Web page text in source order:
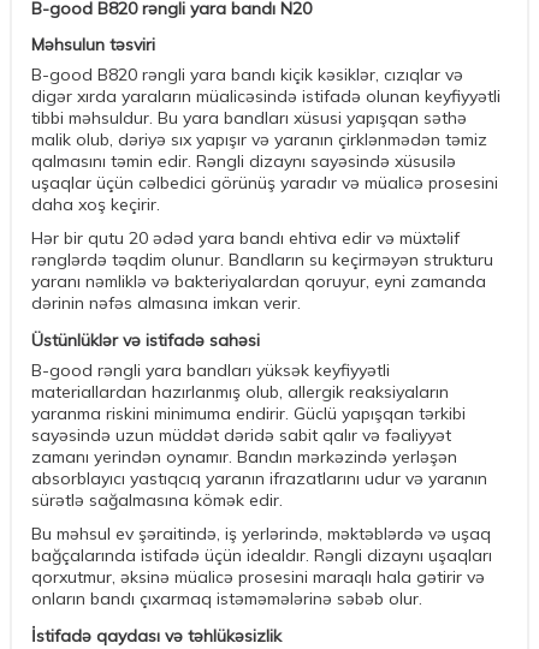
B-good B820 rəngli yara bandı N20
Məhsulun təsviri
B-good B820 rəngli yara bandı kiçik kəsiklər, cızıqlar və
digər xırda yaraların müalicəsində istifadə olunan keyfiyyətli
tibbi məhsuldur. Bu yara bandları xüsusi yapışqan səthə
malik olub, dəriyə sıx yapışır və yaranın çirklənmədən təmiz
qalmasını təmin edir. Rəngli dizaynı sayəsində xüsusilə
uşaqlar üçün cəlbedici görünüş yaradır və müalicə prosesini
daha xoş keçirir.
Hər bir qutu 20 ədəd yara bandı ehtiva edir və müxtəlif
rənglərdə təqdim olunur. Bandların su keçirməyən strukturu
yaranı nəmliklə və bakteriyalardan qoruyur, eyni zamanda
dərinin nəfəs almasına imkan verir.
Üstünlüklər və istifadə sahəsi
B-good rəngli yara bandları yüksək keyfiyyətli
materiallardan hazırlanmış olub, allergik reaksiyaların
yaranma riskini minimuma endirir. Güclü yapışqan tərkibi
sayəsində uzun müddət dəridə sabit qalır və fəaliyyət
zamanı yerindən oynamır. Bandın mərkəzində yerləşən
absorblayıcı yastıqcıq yaranın ifrazatlarını udur və yaranın
sürətlə sağalmasına kömək edir.
Bu məhsul ev şəraitində, iş yerlərində, məktəblərdə və uşaq
bağçalarında istifadə üçün idealdır. Rəngli dizaynı uşaqları
qorxutmur, əksinə müalicə prosesini maraqlı hala gətirir və
onların bandı çıxarmaq istəməmələrinə səbəb olur.
İstifadə qaydası və təhlükəsizlik